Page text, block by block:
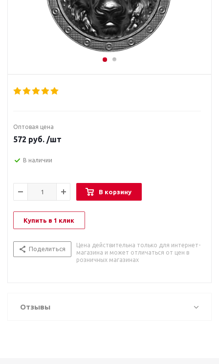
Оптовая цена
572 руб. /шт
В наличии
В корзину
Купить в 1 клик
Поделиться
Цена действительна только для интернет-
магазина и может отличаться от цен в
розничных магазинах
Отзывы